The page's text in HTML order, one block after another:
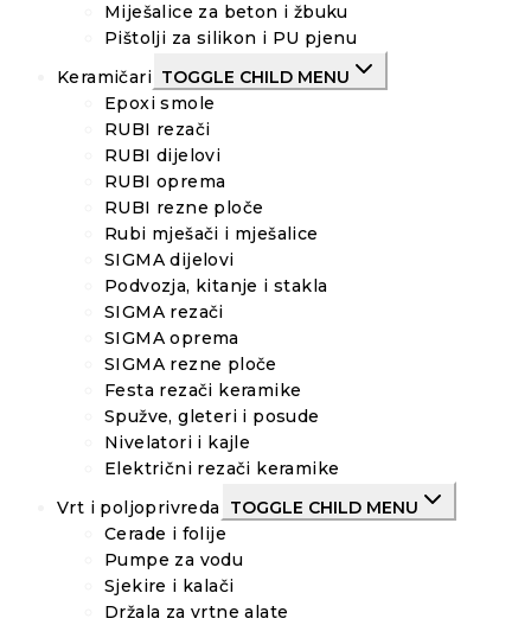
Miješalice za beton i žbuku
Pištolji za silikon i PU pjenu
Keramičari TOGGLE CHILD MENU
Epoxi smole
RUBI rezači
RUBI dijelovi
RUBI oprema
RUBI rezne ploče
Rubi mješači i mješalice
SIGMA dijelovi
Podvozja, kitanje i stakla
SIGMA rezači
SIGMA oprema
SIGMA rezne ploče
Festa rezači keramike
Spužve, gleteri i posude
Nivelatori i kajle
Električni rezači keramike
Vrt i poljoprivreda
TOGGLE CHILD MENU
Cerade i folije
Pumpe za vodu
Sjekire i kalači
Držala za vrtne alate